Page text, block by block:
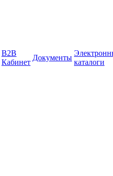
B2B
Кабинет
Документы
каталоги